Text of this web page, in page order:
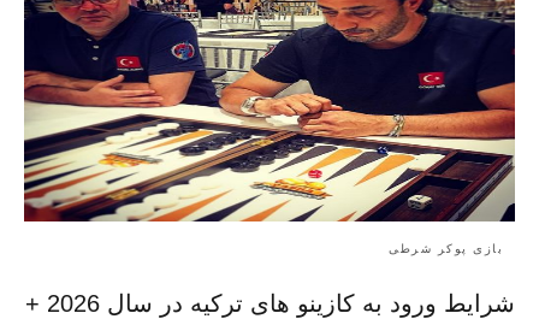
بازی پوکر شرطی
شرایط ورود به کازینو های ترکیه در سال 2026 +